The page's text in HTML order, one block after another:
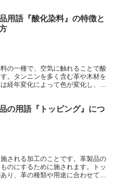
用語『酸化染料』の特徴と
の一種で、空気に触れることで酸
。タンニンを多く含む革や木材を
経年変化によって色が変化し、味
なります。染料を染める革の表面
します。 酸化染料は、
ます。染料の濃度を変えたり、他
、様々な色合いを作り出すことが
当てて退色させたり、熱を加えて
品の染色
相性が良いとされています。ヌメ
化染料が 잘 침투하여、味わい深
の用語『トッピング』につ
される加工のことです。革製品の
のにするために施されます。トッ
り、革の種類や用途に合わせて選